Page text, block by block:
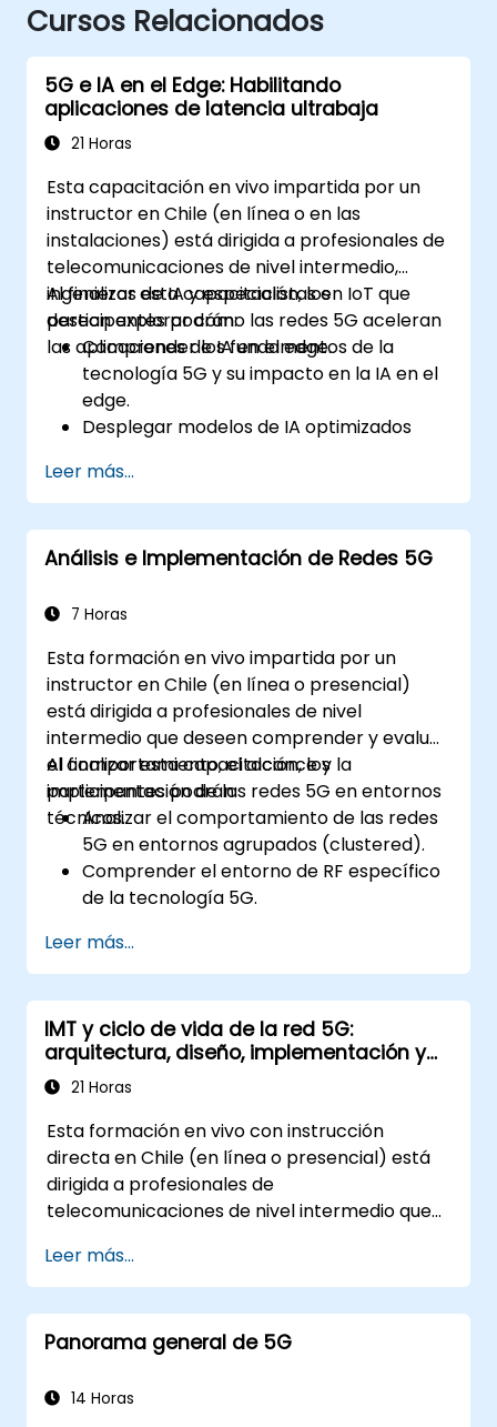
Cursos Relacionados
5G e IA en el Edge: Habilitando
aplicaciones de latencia ultrabaja
21 Horas
Esta capacitación en vivo impartida por un
instructor en Chile (en línea o en las
instalaciones) está dirigida a profesionales de
telecomunicaciones de nivel intermedio,
ingenieros de IA y especialistas en IoT que
desean explorar cómo las redes 5G aceleran
las aplicaciones de IA en el edge.
Al finalizar esta capacitación, los
participantes podrán:
Comprender los fundamentos de la
tecnología 5G y su impacto en la IA en el
edge.
Desplegar modelos de IA optimizados
entornos 5G.
Implementar sistemas de toma de
decisiones en tiempo real utilizando IA en
el edge y conectividad 5G.
rendimiento eficiente en dispositivos
Leer más...
Análisis e Implementación de Redes 5G
7 Horas
Esta formación en vivo impartida por un
instructor en Chile (en línea o presencial)
está dirigida a profesionales de nivel
intermedio que deseen comprender y evaluar
el comportamiento, el alcance y la
implementación de las redes 5G en entornos
técnicos.
Al finalizar esta capacitación, los
participantes podrán:
Analizar el comportamiento de las redes
5G en entornos agrupados (clustered).
Comprender el entorno de RF específico
de la tecnología 5G.
de 5G de otros países.
Evaluar las capacidades y limitaciones de
cobertura 5G.
Interpretar y analizar los parámetros de
calidad de la red 5G a nivel técnico.
Leer más...
IMT y ciclo de vida de la red 5G:
arquitectura, diseño, implementación y
operaciones
21 Horas
Esta formación en vivo con instrucción
directa en Chile (en línea o presencial) está
dirigida a profesionales de
telecomunicaciones de nivel intermedio que
completo de la red 5G, desde su arquitectura
y diseño hasta su implementación,
operaciones y seguridad.
Leer más...
Panorama general de 5G
14 Horas